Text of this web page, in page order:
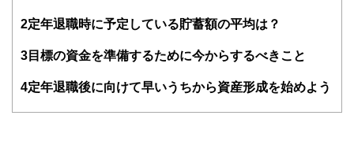
得者を中心に「お金や暮らし」に関する書籍・雑誌の編集経
験者で構成され、企画立案から記事掲載まですべての工程に
護士、税理士、宅地建物取引士、相続診断士、住宅ローンア
2定年退職時に予定している貯蓄額の平均は？
3 目標の資金を準備するために今からするべきこと
4定年退職後に向けて早いうちから資産形成を始めよう